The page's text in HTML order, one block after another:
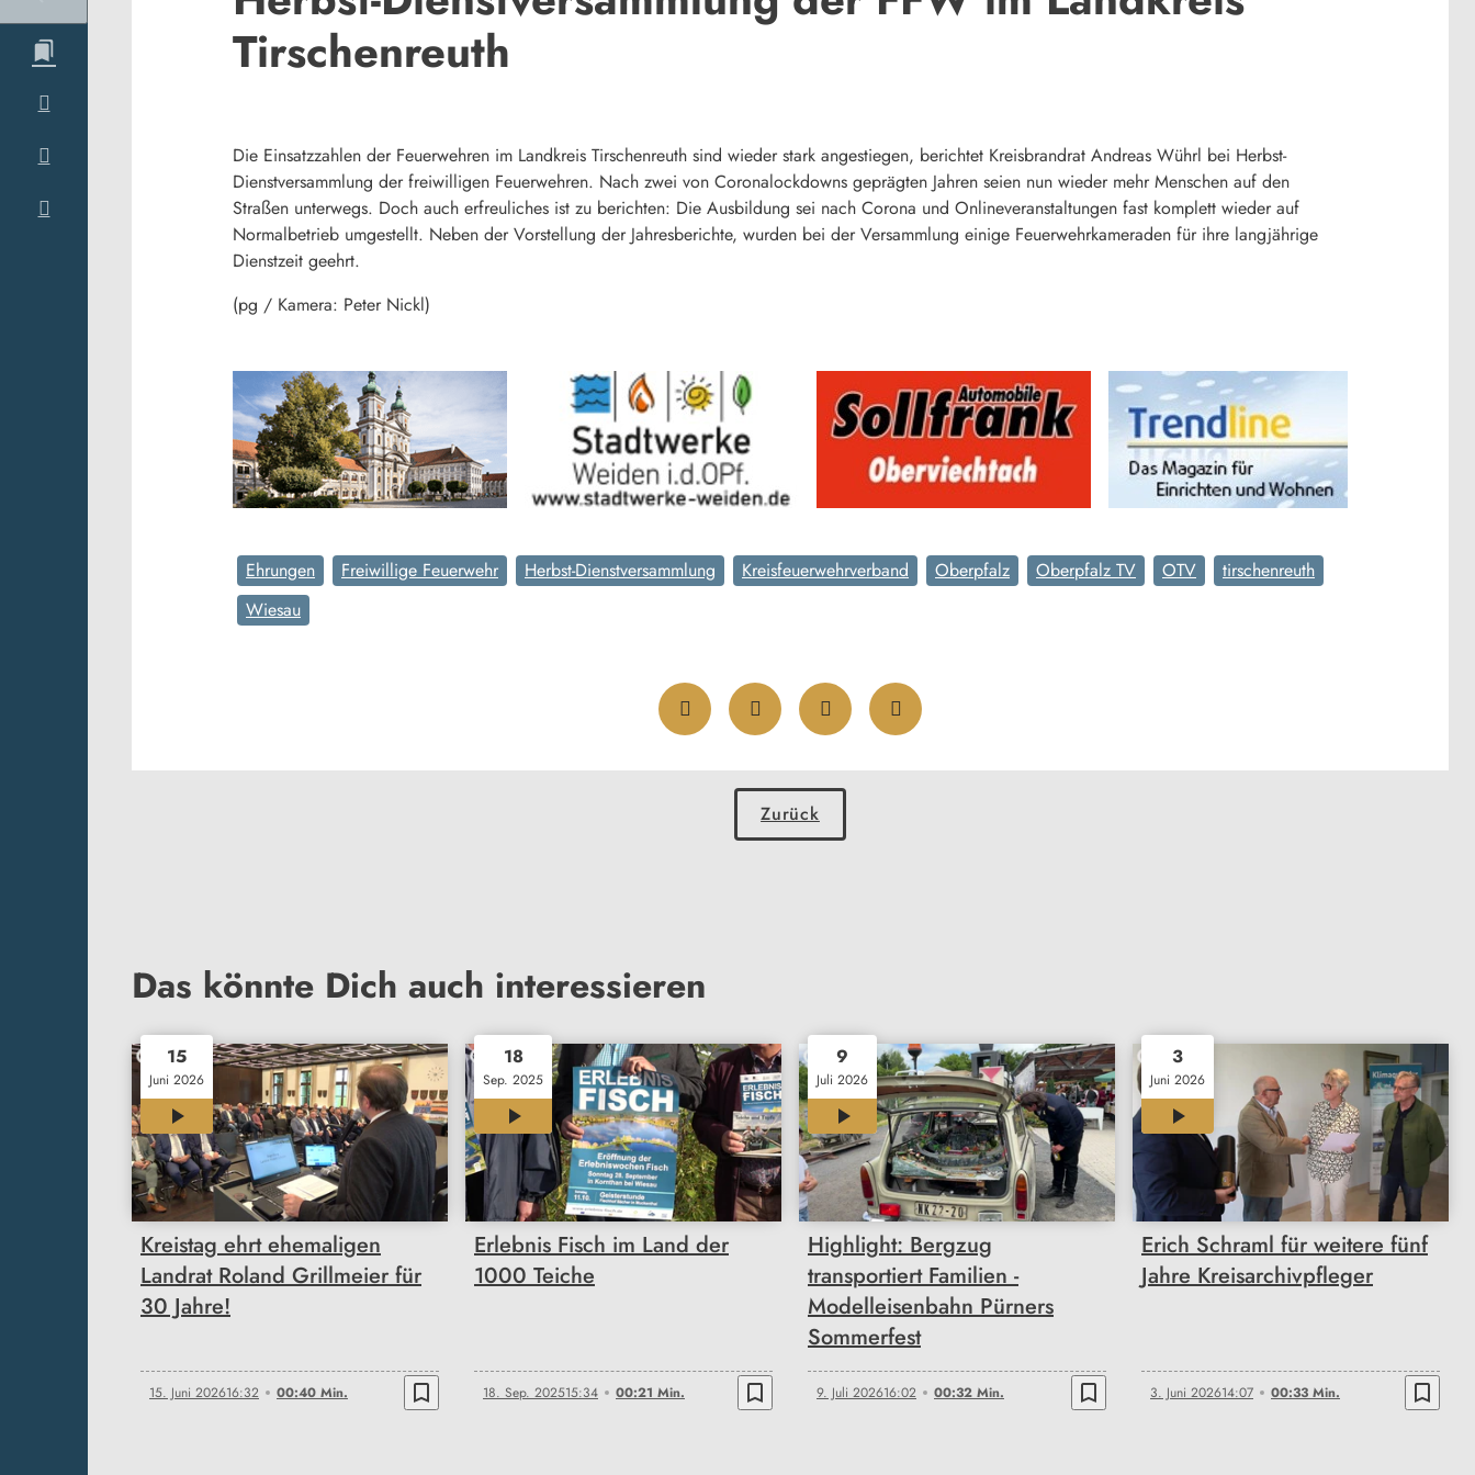
Tirschenreuth
Die Einsatzzahlen der Feuerwehren im Landkreis Tirschenreuth sind wieder stark angestiegen, berichtet Kreisbrandrat Andreas Wührl bei Herbst-
Dienstversammlung der freiwilligen Feuerwehren. Nach zwei von Coronalockdowns geprägten Jahren seien nun wieder mehr Menschen auf den
Straßen unterwegs. Doch auch erfreuliches ist zu berichten: Die Ausbildung sei nach Corona und Onlineveranstaltungen fast komplett wieder auf
Normalbetrieb umgestellt. Neben der Vorstellung der Jahresberichte, wurden bei der Versammlung einige Feuerwehrkameraden für ihre langjährige
Dienstzeit geehrt.
(pg / Kamera: Peter Nickl)
Ehrungen Freiwillige Feuerwehr Herbst-Dienstversammlung Kreisfeuerwehrverband Oberpfalz Oberpfalz TV OTV
tirschenreuth
Wiesau
Zurück
Das könnte Dich auch interessieren
15
Juni 2026
00:40
Kreistag ehrt ehemaligen
Landrat Roland Grillmeier für
30 Jahre!
15. Juni 202616:32 00:40 Min. bookmark_border
18
Sep. 2025
00:21
Erlebnis Fisch im Land der
1000 Teiche
18. Sep. 202515:34 00:21 Min. bookmark_border
9
Juli 2026
00:32
Highlight: Bergzug
transportiert Familien -
Modelleisenbahn Pürners
Sommerfest
9. Juli 202616:02 00:32 Min. bookmark_border
3
Juni 2026
Erich Schraml für weitere fünf
Jahre Kreisarchivpfleger
3. Juni 202614:07 00:33 Min. bookmark_border